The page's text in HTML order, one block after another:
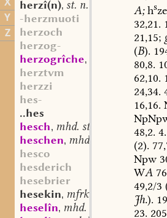
Y
Z
herzî(n), st. n.
-herzmuoti
herzoch
herzog-
herzogrîche,
mhd. st. n.
herztvm
herzzi
hes-
..hes
hesch, mhd. st. m.
heschen, mhd. sw. v.
hesco
hesderich
hesebrier
hesekin, mfrk. st. n.
heselîn, mhd. st. n.
A;hs
32,21.
21,15;
(B).
80,8.
62,10.
24,34.
16,16.
48,2. 4.
(2).
Npw
WA
49,2/3
Jh.).
23.